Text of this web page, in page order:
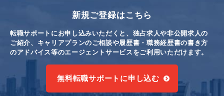
新規ご登録はこちら
転職サポートにお申し込みいただくと、独占求人や非公開求人の
ご紹介、キャリアプランのご相談や履歴書・職務経歴書の書き方
のアドバイス等のエージェントサービスをご利用いただけます。
無料転職サポートに申し込む